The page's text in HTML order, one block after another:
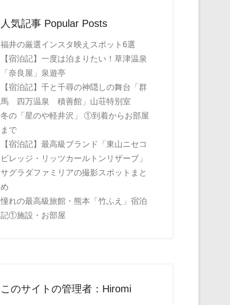
人気記事 Popular Posts
福井の厳選インスタ映えスポット6選
【宿泊記】一度は泊まりたい！草津温泉
「奈良屋」泉遊亭
【宿泊記】千と千尋の神隠しの舞台「群
馬 四万温泉 積善館」山荘特別室
冬の「星のや軽井沢」 ①到着からお部屋
まで
【宿泊記】最高級ブランド「東山ニセコ
ビレッジ・リッツカールトンリザーブ」
サグラダファミリアの撮影スポットまと
め
憧れの最高級旅館・熊本「竹ふえ」宿泊
記①施設・お部屋
このサイトの管理者：Hiromi